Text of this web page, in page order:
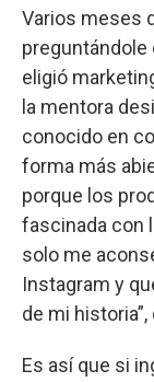
Varios meses
preguntándole
eligió
la mentora
conocido en
forma más
porque los
fascinada con
solo me
Instagram y
de mi
Es así que si